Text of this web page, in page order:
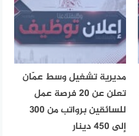
مديرية تشغيل وسط عمّان
تعلن عن 20 فرصة عمل
للسائقين برواتب من 300
إلى 450 دينار